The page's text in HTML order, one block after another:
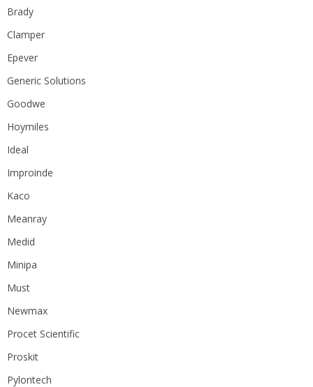
Brady
Clamper
Epever
Generic Solutions
Goodwe
Hoymiles
Ideal
Improinde
Kaco
Meanray
Medid
Minipa
Must
Newmax
Procet Scientific
Proskit
Pylontech